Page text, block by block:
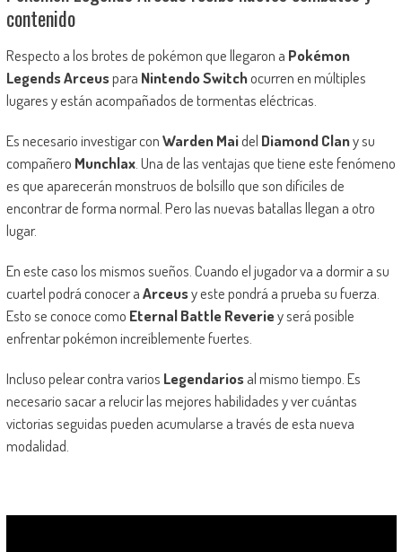
contenido
Respecto a los brotes de pokémon que llegaron a Pokémon
Legends Arceuspara Nintendo Switchocurren en múltiples
lugares y están acompañados de tormentas eléctricas.
Es necesario investigar conWarden Maidel Diamond Clany su
compañero Munchlax. Una de las ventajas que tiene este fenómeno
es que aparecerán monstruos de bolsillo que son difíciles de
encontrar de forma normal. Pero las nuevas batallas llegan a otro
lugar.
En este caso los mismos sueños. Cuando el jugador va a dormir a su
cuartel podrá conocer aArceusy este pondrá a prueba su fuerza.
Esto se conoce como Eternal Battle Reveriey será posible
enfrentar pokémon increíblemente fuertes.
Incluso pelear contra varios Legendariosal mismo tiempo. Es
necesario sacar a relucir las mejores habilidades y ver cuántas
victorias seguidas pueden acumularse a través de esta nueva
modalidad.